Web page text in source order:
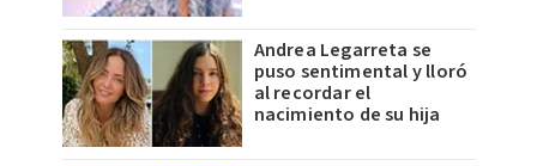
Andrea Legarreta se
puso sentimental y lloró
al recordar el
nacimiento de su hija